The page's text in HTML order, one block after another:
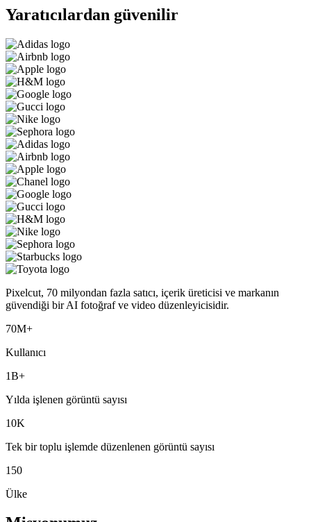
Yaratıcılardan güvenilir
Pixelcut, 70 milyondan fazla satıcı, içerik üreticisi ve markanın
güvendiği bir AI fotoğraf ve video düzenleyicisidir.
70M+
Kullanıcı
1B+
Yılda işlenen görüntü sayısı
10K
Tek bir toplu işlemde düzenlenen görüntü sayısı
150
Ülke